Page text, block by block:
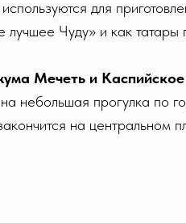
для
лучшее Чуду» и как
Мечеть и
небольшая прогулка по
на центральном